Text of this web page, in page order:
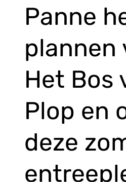
Panne
plannen
Het Bos
Plop en
deze